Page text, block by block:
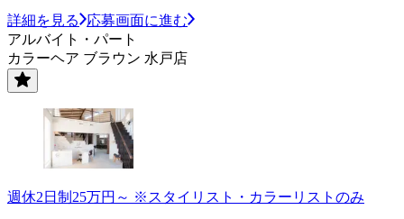
詳細を見る
応募画面に進む
アルバイト・パート
カラーヘア ブラウン 水戸店
週休2日制25万円～ ※スタイリスト・カラーリストのみ